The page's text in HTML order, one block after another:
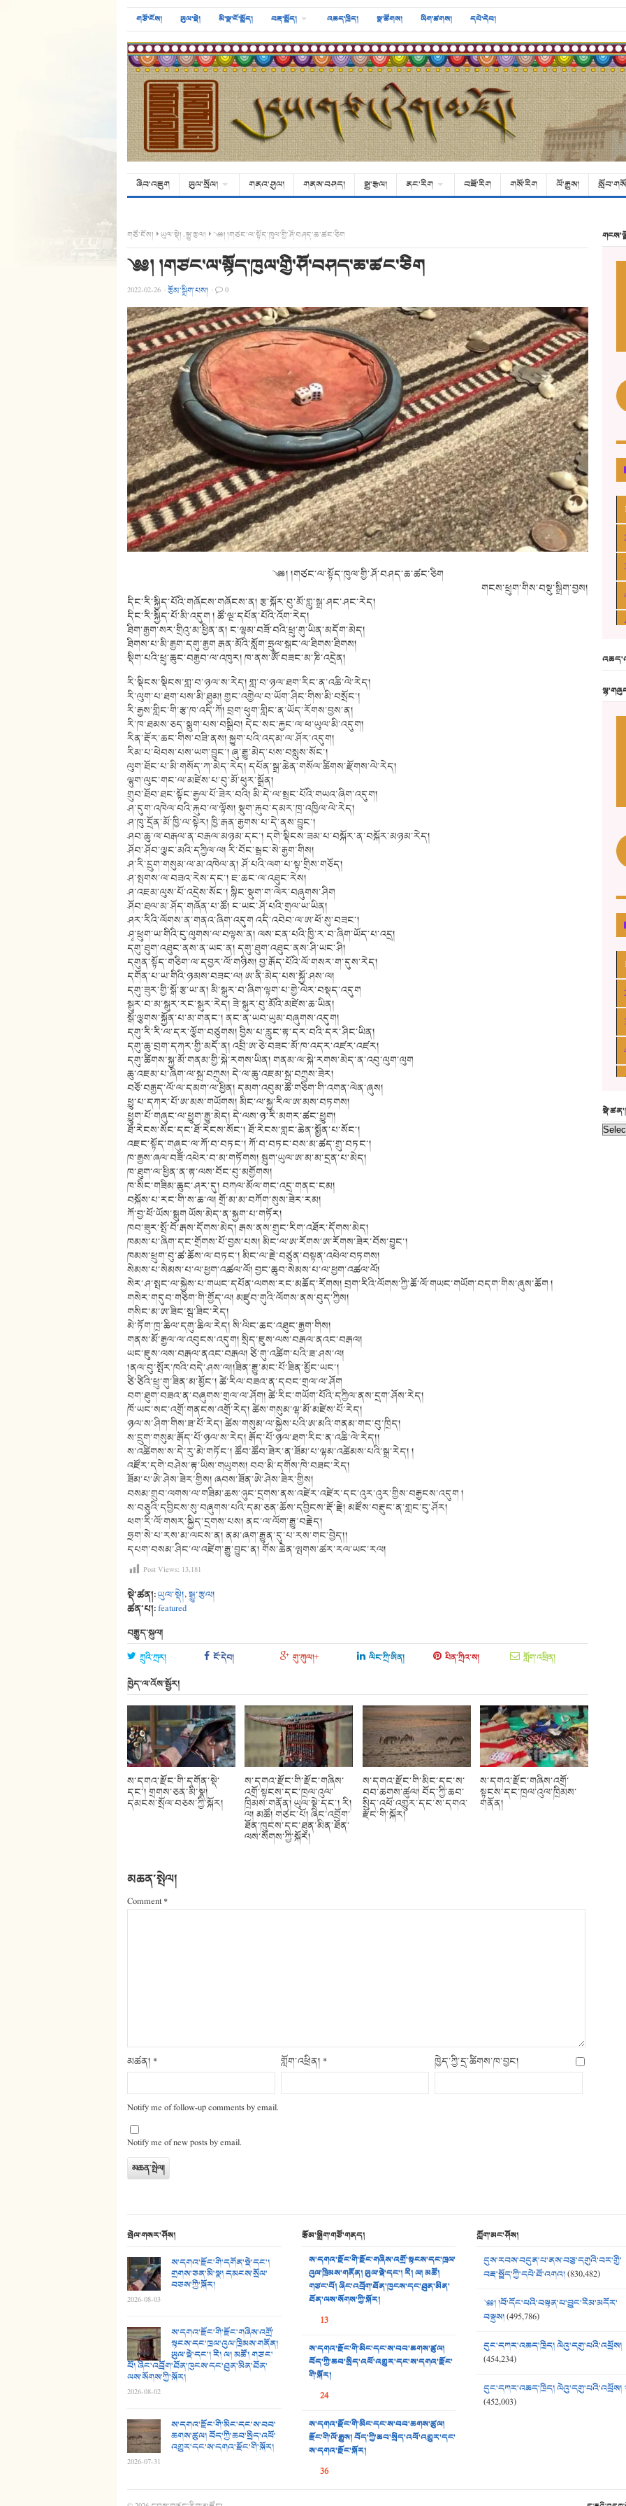
གཙོ་ངོས། ཡུལ་སྡེ། མི་སྣ་ངོ་སྤྲོད། བརྡ་སྤྲོད། འཆད་ཁྲིད། སྣ་ཚོགས། ཡིག་ཚགས། དཔེ་དེབ།
ཞིབ་འཇུག ཡུལ་སྲོལ། གནའ་ཤུལ། གནས་བཤད། སྒྱུ་རྩལ། ནང་རིག བཟོ་རིག གསོ་རིག ལོ་རྒྱུས།
གཙོ་ངོས། ཡུལ་སྡེ།,སྒྱུ་རྩལ། ༄༅། །གཙང་ལ་སྟོད་ཁུལ་གྱི་ཤོ་བཤད་ཆ་ཚང་ཅིག
༄༅། །གཙང་ལ་སྟོད་ཁུལ་གྱི་ཤོ་བཤད་ཆ་ཚང་ཅིག
2022-02-26 ·རྩོམ་སྒྲིག་པས། · 0
༄༅། །གཙང་ལ་སྟོད་ཁུལ་གྱི་ཤོ་བཤད་ཆ་ཚང་ཅིག
གངས་ཕྲུག་གིས་བསྡུ་སྒྲིག་བྱས།
དིང་རི་སྐྱིད་པོའི་གཞོངས་གཞོངས་ན། རྩ་སྐོར་བུ་མོ་གླུ་སྒྲ་ཤང་ཤང་རེད།
དིང་རི་སྐྱིད་པོ་མི་འདུག ། ཚོ་ལྔ་དཔོན་པོའི་འོག་རེད།
ཐིག་རྒྱག་སར་གྲིའུ་མ་ཕྱིན་ན། ང་ལྷམ་བཟོ་བའི་ཕྲུ་གུ་ཡིན་མདོག་མེད།
ཐིགས་པ་མི་རྒྱག་དགུ་རྒྱག རྒན་མོའི་སློག་ཧྲུལ་སྒང་ལ་ཐིགས་ཐིགས།
སྡིག་པའི་ཕྲུ་ཆུང་བརྒྱབ་ལ་འཁུར། ཁ་ནས་ཨོཾ་བཟང་མ་ཎི་འདྲེན།
རི་སྡིངས་སྡིངས་གླ་བ་ཉལ་ས་རེད། གླ་བ་ཉལ་ཐག་རིང་ན་འཆི་ལེ་རེད།
རི་ལུག་པ་ཐག་པས་མི་ཐུམ། གྱང་འགྱེལ་བ་ཡོག་ཤིང་གིས་མི་བསྲོང་།
རི་རྒྱས་གླིང་གི་རྩ་ཁ་འདི་ཀོ། བྲག་ཕུག་གླིང་ན་ཡོད་རོགས་བྱས་ན།
རི་ཁ་ཐམས་ཅད་སྨུག་པས་བསྒྲིབ། དེང་སང་རྐྱང་ལ་ཕ་ཡུལ་མི་འདུག།
རིན་རྡོར་ཆང་གིས་བཟི་ནས། སྐྱུག་པའི་འདམ་ལ་ཤོར་འདུག།
རིམ་པ་ཕེབས་པས་ཡག་བྱུང་། ཞུ་རྒྱུ་མེད་པས་བསླུས་སོང་།
ལུག་ཐོང་པ་མི་གསོད་ཀ་མེད་རེད། དཔོན་སྒྲ་ཆེན་གསོལ་ཚིགས་རྫོགས་ལེ་རེད།
ལྷུག་ལུང་གང་ལ་མཛེས་པ་བུ་མོ་ཕུར་སྒྲོན།
གྲུབ་ཐོབ་ཐང་སྟོང་རྒྱལ་པོ་ཟེར་བའི། མི་དེ་ལ་སྤྲང་པོའི་གཡའ་ཞིག་འདུག།
ཤ་དུག་འཁེལ་བའི་རྐུབ་ལ་ལྟོས། སྡུག་རྐུབ་དམར་ཁྲ་འཁྱིལ་ལེ་རེད།
ཤ་ཁུ་དྲོན་མོ་ཁྱི་ལ་སྟེར། ཁྱི་རྒན་རྒྱགས་པ་དེ་ནས་བྱུང་།
ཤབ་ཆུ་ལ་བརྒལ་ན་བརྒལ་མཉམ་དང་། དགེ་སྡིངས་ཟམ་པ་བསྐོར་ན་བསྐོར་མཉམ་རེད།
ཤོབ་ཤོབ་ལྕང་མའི་དཀྱིལ་ལ། རི་བོང་སྦྲང་སེ་རྒྱག་གིས།
ཤ་རི་དྲུག་གསུམ་ལ་མ་འཁེལ་ན། ཤོ་པའི་ལག་པ་སྟ་གྲིས་གཅོད།
ཤ་སྤགས་ལ་བཟའ་རེས་དང་། ཇ་ཆང་ལ་འཐུང་རེས།
ཤ་འཇམ་ལུས་པོ་འདྲེས་སོང་། སྙིང་སྡུག་ག་ལེར་བཞུགས་ཤིག
ཤོབ་ཐལ་མ་ཤོད་གཞོན་པ་ཚོ། ང་ཡང་ཤོ་པའི་གྲལ་ཡ་ཡིན།
ཤར་རིའི་ལོགས་ན་གནའ་ཞིག་འདུག འདི་འབེབ་ལ་ཨ་ཕོ་སུ་བཟང་།
ཤྭ་ཕྲུག་ཡ་གིའི་ངུ་ལུགས་ལ་བལྟས་ན། ལས་ངན་པའི་ཁྱི་ར་བ་ཞིག་ཡོད་པ་འདྲ།
དགུ་ཐུག་འཐུང་ནས་ན་ཡང་ན། དགུ་ཐུག་འཐུང་ནས་ཤི་ཡང་ཤི།
དགུན་སྟོད་གཅིག་ལ་དབྱར་ལོ་གཉིས། བྱ་རྒོད་པོའི་ལོ་གསར་ག་དུས་རེད།
དགོན་པ་ཡ་གིའི་ཉམས་བཟང་ལ། ཨ་ནི་མེད་པས་སྐྱོ་ཤས་ལ།
དགུ་ཟུར་གྱི་སྒོ་རྩ་ཡ་ན། མི་སྒུར་བ་ཞིག་ལྟག་པ་གྱེ་ལེར་བསྡད་འདུག
སྒུར་བ་མ་སྒུར་རང་སྒུར་རེད། ཟེ་སྒུར་བུ་མོའི་མཛེས་ཆ་ཡིན།
སྒོ་ལྕགས་སྐྱོན་པ་མ་གནང་། ནང་ན་ཡབ་ཡུམ་བཞུགས་འདུག།
དགུ་རི་རི་ལ་དར་ལྕོག་བཙུགས། བྱིས་པ་རླུང་རྟ་དར་བའི་དར་ཤིང་ཡིན།
དགུ་ཆུ་བྲག་དཀར་གྱི་མདོ་ན། འབྲི་ཨ་ཅེ་བཟང་མོ་ཁ་འདར་འཛར་འཛར།
དགུ་ཚིགས་སྐྱ་མོ་གནམ་གྱི་སྐེ་རགས་ཡིན། གནམ་ལ་སྐེ་རགས་མེད་ན་འབུ་ལུག་ལུག
ཆུ་འཇམ་པ་ཞིག་ལ་སྐྲ་བཀྲུས། དེ་ལ་ཆུ་འཇམ་སྐྲ་བཀྲུས་ཟེར།
བཅོ་བརྒྱད་ལོ་ལ་དམག་ལ་ཕྱིན། དམག་འབུམ་ཚོ་གཅིག་གི་འགན་ལེན་ཞུས།
ཕྱུ་པ་དཀར་པོ་ཨ་མས་གཡོགས། མིང་ལ་སྐྱ་རིལ་ཨ་མས་བཏགས།
ཕྱུག་པོ་གཞུང་ལ་ཕྱུག་རྒྱུ་མེད། དེ་ལས་ཉ་རི་མགར་ཚང་ཕྱུག།
ཐོ་རེངས་སོང་དང་ཐོ་རེངས་སོང་། ཐོ་རེངས་གླང་ཆེན་སྨྱོན་པ་སོང་།
འཇང་སྟོད་གཞུང་ལ་ཀོ་བ་བཏང་། ཀོ་བ་བཏང་བས་མ་ཚད་གྲུ་བཏང་།
ཁ་རྒྱས་ཞལ་བཟོ་འཕེར་བ་མ་གཏོགས། སྦུག་ཡུལ་ཨ་མ་མ་དྲན་པ་མེད།
ཁ་ཐུག་ལ་ཕྱིན་ན་རྟ་ལས་བོང་བུ་མགྱོགས།
ཁ་སིང་གཟིམ་ཆུང་ཤར་དུ། བཀལ་མོལ་གང་འདྲ་གནང་ངམ།
བསྐོས་པ་རང་གི་ས་ཆ་ལ། གྲོ་མ་མ་བཀོག་སུས་ཟེར་རམ།
ཀོ་བྱ་ཕོ་ཡོས་སྒྲུག ཡོས་མེད་ན་སྐྱག་པ་གཏོར།
ཁབ་ཟུར་སྤོ་བོ་རྒས་དོགས་མེད། རྒས་ནས་གྲུང་རིག་འཐོར་དོགས་མེད།
ཁམས་པ་ཞིག་དང་གྲོགས་པོ་བྱས་པས། མིང་ལ་ཨ་རོགས་ཨ་རོགས་ཟེར་བོས་བྱུང་།
ཁམས་ཕྲུག་བུ་ཚ་ཆོས་ལ་བཏང་། མིང་ལ་རྗེ་བཙུན་བསྟན་འཕེལ་བཏགས།
སེམས་པ་སེམས་པ་ལ་ཕྱག་འཚལ་ལོ། བྱང་ཆུབ་སེམས་པ་ལ་ཕྱག་འཚལ་ལོ།
སེར་ཤ་སྤང་ལ་སྐྱེས་པ་གཡང་དཔོན་ལགས་རང་མཆོད་རོགས། བྲག་རིའི་ལོགས་ཀྱི་ཆོ་ལོ་གཡང་གཡོག་བདག་གིས་ཞུས་ཆོག །
གསེར་གདུབ་གཅིག་གི་གྱོད་ལ། མཛུབ་གུའི་ལོགས་ནས་བུད་ཀྱིས།
གསིང་མ་ཨ་ཟིང་སྦ་ཟིང་རེད།
མེ་ཏོག་ཁྲ་ཆིལ་དགུ་ཆིལ་རེད། སི་ལིང་ཆང་འཐུང་རྒྱག་གིས།
གནས་མོ་རྒྱལ་ལ་འབུངས་འདུག། སྲིད་ཇུས་ལས་བརྒལ་ནའང་བརྒལ།
ཡང་ཇུས་ལས་བརྒལ་ནའང་བརྒལ། ཙི་གུ་འཚིག་པའི་ཟ་ཤས་ལ།
།ནལ་བུ་སྤོར་ཁའི་བདེ་ཤས་ལ།།ཟིན་རྒྱུ་མང་པོ་ཟིན་མྱོང་ཡང་།
ཙི་ཙིའི་ཕྲུ་གུ་ཟིན་མ་མྱོང་། ཚེ་རིལ་བཟའ་ན་དབང་གྲལ་ལ་ཤོག
བག་ཐུག་བཟའ་ན་བཞུགས་གྲལ་ལ་ཤོག། ཚེ་རིང་གཡོག་པོའི་དཀྱིལ་ནས་དྲག་ཤོས་རེད།
ཁོ་ཡང་སང་འགྲོ་གནངས་འགྲོ་རེད། ཚེས་གསུམ་ལྷ་མོ་མཛེས་པོ་རེད།
ཉལ་ས་ཤིག་གིས་ཟ་པོ་རེད། ཚེས་གསུམ་ལ་སྐྱེས་པའི་ཨ་མའི་གནམ་གང་བུ་ཁྲིད།
ས་དྲུག་གསུམ་རྒོད་པོ་ཉལ་ས་རེད། རྒོད་པོ་ཉལ་ཐག་རིང་ན་འཆི་ལེ་རེད།།
ས་འཚིགས་ས་དེ་རུ་མེ་གཏོང་། ཚོབ་ཚོབ་ཟེར་ན་ཟོམ་པ་ལྷམ་འཚེམས་པའི་སྒྲ་རེད། །
འཛོར་དགེ་བཤེས་རྟ་ཡིས་གཡུགས། བབ་མི་དགོས་ཁེ་བཟང་རེད།
ཟོམ་པ་ཨེ་ཤེས་ཟེར་གྱིས། ཞབས་ཟོན་ཨེ་ཤེས་ཟེར་གྱིས།
བསམ་གྲུབ་ལགས་ལ་གཟིམ་ཆས་ཉུང་དྲགས་ནས་འཛེར་འཛེར་དང་འུར་འུར་གྱིས་བརྒྱངས་འདུག །
ས་བཅུའི་དབྱིངས་སུ་བཞུགས་པའི་དམ་ཅན་ཆོས་དབྱིངས་རྡོ་རྗེ། མཛོས་བརྡུང་ན་གླང་ངུ་ཤོར།
ཕག་རི་ལོ་གསར་སྐྱིད་དྲགས་པས། ནང་ལ་ལོག་རྒྱུ་བརྗེད།
ཧྲག་སེ་པ་རས་མ་ལངས་ན། ནམ་ཞག་རྒྱུན་དུ་པ་རས་གང་བྱེད།།
དཔག་བསམ་ཤིང་ལ་འཛེག་རྒྱུ་བྱུང་ན། གོས་ཆེན་ལྤགས་ཚར་རལ་ཡང་རལ།
Post Views: 13,181
སྡེ་ཚན།:ཡུལ་སྡེ།,སྒྱུ་རྩལ།
ཚན་པ།:featured
བརྒྱུད་སྐུལ།
ཀྲུའི་ཀྲར། ངོ་དེབ། གུ་ཀུལ།+ ལིང་ཀྲི་ཨིན། པིན་ཀྲིའ་ས། གློག་འཕྲིན།
ཁྱེད་ལ་འོས་སྦྱོར།
ས་དགའ་རྫོང་གི་དགོན་སྡེ་
དང་། གྲགས་ཅན་མི་སྣ།
དམངས་སྲོལ་བཅས་ཀྱི་སྐོར།
ས་དགའ་རྫོང་གི་རྫོང་གཞིས་
འགྲོ་སྟངས་དང་ཁྲལ་འུལ་
ཁྲིམས་གནོན། ཡུལ་སྡེ་དང་། རི།
ལ། མཚོ། གཙང་པོ། ཞིང་འབྲོག་
ཐོན་ཁུངས་དང་ཐུན་མིན་ཐོན་
ལས་སོགས་ཀྱི་སྐོར།
ས་དགའ་རྫོང་གི་མིང་དང་ས་
བབ་ཆགས་ཚུལ། བོད་ཀྱི་ཆབ་
སྲིད་འཕོ་འགྱུར་དང་ས་དགའ་
རྫོང་གི་སྐོར།
ས་དགའ་རྫོང་གཞིས་འགྲོ་
སྟངས་དང་ཁྲལ་འུལ་ཁྲིམས་
གནོན།
མཆན་སྤེལ།
Comment*
མཚན། * གློག་འཕྲིན། * ཁྱེད་ཀྱི་དྲ་ཚིགས་ཁ་བྱང།
Notify me of follow-up comments by email.
Notify me of new posts by email.
སྤེལ་གསར་ཤོས།
ས་དགའ་རྫོང་གི་དགོན་སྡེ་དང་།
གྲགས་ཅན་མི་སྣ། དམངས་སྲོལ་
བཅས་ཀྱི་སྐོར།
2026-08-03
ས་དགའ་རྫོང་གི་རྫོང་གཞིས་འགྲོ་
སྟངས་དང་ཁྲལ་འུལ་ཁྲིམས་གནོན།
ཡུལ་སྡེ་དང་། རི། ལ། མཚོ། གཙང་
པོ། ཞིང་འབྲོག་ཐོན་ཁུངས་དང་ཐུན་མིན་ཐོན་
ལས་སོགས་ཀྱི་སྐོར།
2026-08-02
ས་དགའ་རྫོང་གི་མིང་དང་ས་བབ་
ཆགས་ཚུལ། བོད་ཀྱི་ཆབ་སྲིད་འཕོ་
འགྱུར་དང་ས་དགའ་རྫོང་གི་སྐོར།
2026-07-31
རྩོམ་སྒྲིག་གཙོ་གནད།
ས་དགའ་རྫོང་གི་རྫོང་གཞིས་འགྲོ་སྟངས་དང་ཁྲལ་
འུལ་ཁྲིམས་གནོན། ཡུལ་སྡེ་དང་། རི། ལ། མཚོ།
གཙང་པོ། ཞིང་འབྲོག་ཐོན་ཁུངས་དང་ཐུན་མིན་
ཐོན་ལས་སོགས་ཀྱི་སྐོར།
13
ས་དགའ་རྫོང་གི་མིང་དང་ས་བབ་ཆགས་ཚུལ།
བོད་ཀྱི་ཆབ་སྲིད་འཕོ་འགྱུར་དང་ས་དགའ་རྫོང་
གི་སྐོར།
24
ས་དགའ་རྫོང་གི་མིང་དང་ས་བབ་ཆགས་ཚུལ།
རྫོང་གི་ལོ་རྒྱུས། བོད་ཀྱི་ཆབ་སྲིད་འཕོ་འགྱུར་དང་
ས་དགའ་རྫོང་སྐོར།
36
ཀློག་མང་ཤོས།
དུས་རབས་བདུན་པ་ནས་བཅུ་དགུའི་བར་གྱི་
བརྡ་སྤྲོད་ཀྱི་དཔེ་ཐོ་འགའ།(830,482)
༄༅། །བོ་དོང་པའི་བསྟན་པ་བྱུང་རིམ་མདོར་
བསྡུས།(495,786)
དུང་དཀར་འཆད་ཁྲིད། ལེའུ་དགུ་པའི་འཕྲོས།
(454,234)
དུང་དཀར་འཆད་ཁྲིད། ལེའུ་དགུ་པའི་འཕྲོས།
(452,003)